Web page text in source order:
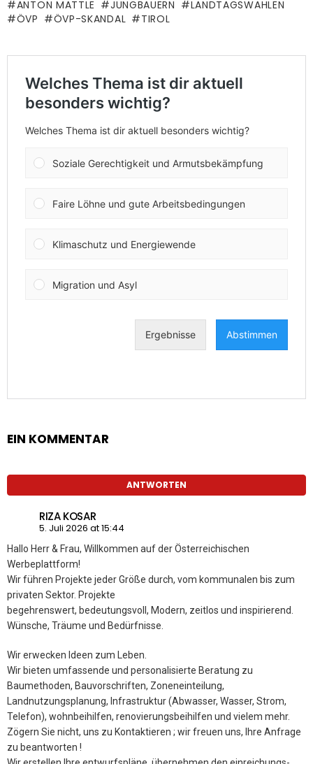
ANTON MATTLE JUNGBAUERN
LANDTAGSWAHLEN
ÖVP
ÖVP-SKANDAL TIROL
EIN KOMMENTAR
ANTWORTEN
RIZA KOSAR
5. Juli 2026 at 15:44
Hallo Herr & Frau, Willkommen auf der Österreichischen
Werbeplattform!
Wir führen Projekte jeder Größe durch, vom kommunalen bis zum
privaten Sektor. Projekte
begehrenswert, bedeutungsvoll, Modern, zeitlos und inspirierend.
Wünsche, Träume und Bedürfnisse.
Wir erwecken Ideen zum Leben.
Wir bieten umfassende und personalisierte Beratung zu
Baumethoden, Bauvorschriften, Zoneneinteilung,
Landnutzungsplanung, Infrastruktur (Abwasser, Wasser, Strom,
Telefon), wohnbeihilfen, renovierungsbeihilfen und vielem mehr.
Zögern Sie nicht, uns zu Kontaktieren ; wir freuen uns, Ihre Anfrage
zu beantworten !